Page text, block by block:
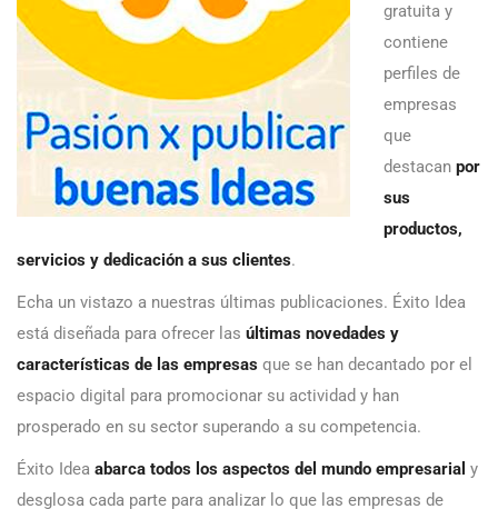
gratuita y
contiene
perfiles de
empresas
que
destacan por
sus
productos,
servicios y dedicación a sus clientes.
Echa un vistazo a nuestras últimas publicaciones. Éxito Idea
está diseñada para ofrecer las últimas novedades y
características de las empresas que se han decantado por el
espacio digital para promocionar su actividad y han
prosperado en su sector superando a su competencia.
Éxito Idea abarca todos los aspectos del mundo empresarial y
desglosa cada parte para analizar lo que las empresas de